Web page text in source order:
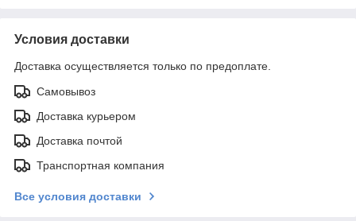
Условия доставки
Доставка осуществляется только по предоплате.
Самовывоз
Доставка курьером
Доставка почтой
Транспортная компания
Все условия доставки